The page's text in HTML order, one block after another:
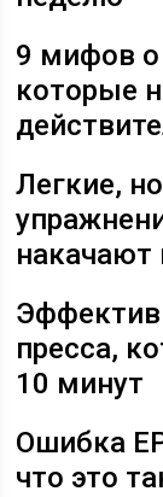
9 мифов о
которые
Легкие,
накачают
пресса,
10 минут
Ошибка
что это